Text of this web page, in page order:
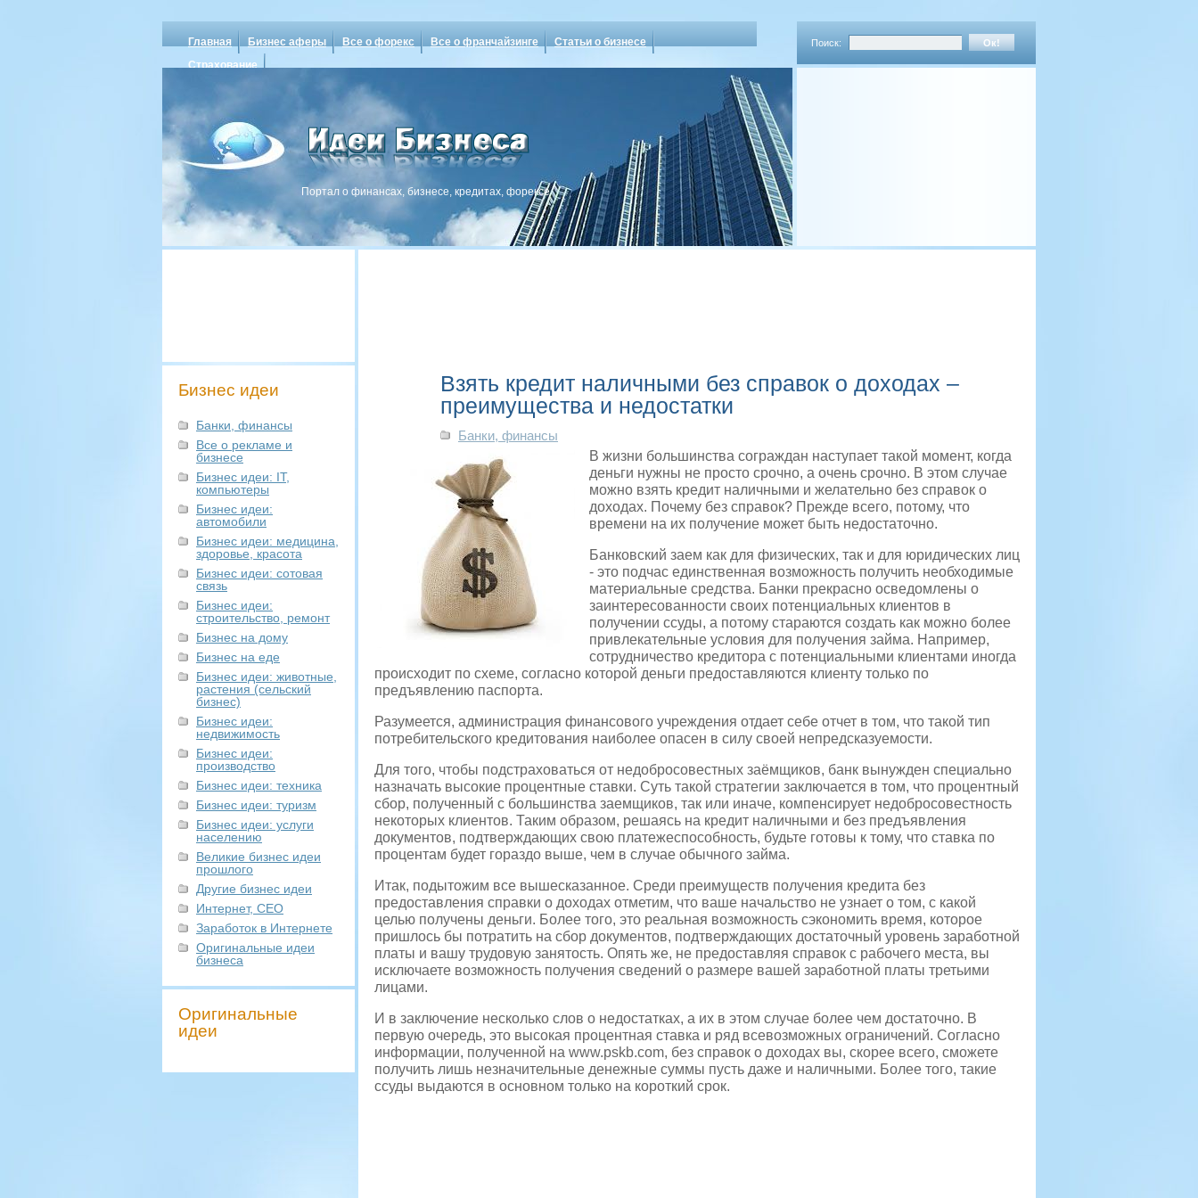
Главная Бизнес аферы Все о форекс Все о франчайзинге
Статьи о бизнесе
Страхование
Поиск:
Портал о финансах, бизнесе, кредитах, форексе
Бизнес идеи
Банки, финансы
Все о рекламе и
бизнесе
Бизнес идеи: IT,
компьютеры
Бизнес идеи:
автомобили
Бизнес идеи: медицина,
здоровье, красота
Бизнес идеи: сотовая
связь
Бизнес идеи:
строительство, ремонт
Бизнес на дому
Бизнес на еде
Бизнес идеи: животные,
растения (сельский
бизнес)
Бизнес идеи:
недвижимость
Бизнес идеи:
производство
Бизнес идеи: техника
Бизнес идеи: туризм
Бизнес идеи: услуги
населению
Великие бизнес идеи
прошлого
Другие бизнес идеи
Интернет, СЕО
Заработок в Интернете
Оригинальные идеи
бизнеса
Оригинальные
идеи
Взять кредит наличными без справок о доходах –
преимущества и недостатки
Банки, финансы
В жизни большинства сограждан наступает такой момент, когда
деньги нужны не просто срочно, а очень срочно. В этом случае
можно взять кредит наличными и желательно без справок о
доходах. Почему без справок? Прежде всего, потому, что
времени на их получение может быть недостаточно.
Банковский заем как для физических, так и для юридических лиц
- это подчас единственная возможность получить необходимые
материальные средства. Банки прекрасно осведомлены о
заинтересованности своих потенциальных клиентов в
получении ссуды, а потому стараются создать как можно более
привлекательные условия для получения займа. Например,
сотрудничество кредитора с потенциальными клиентами иногда
происходит по схеме, согласно которой деньги предоставляются клиенту только по
предъявлению паспорта.
Разумеется, администрация финансового учреждения отдает себе отчет в том, что такой тип
потребительского кредитования наиболее опасен в силу своей непредсказуемости.
Для того, чтобы подстраховаться от недобросовестных заёмщиков, банк вынужден специально
назначать высокие процентные ставки. Суть такой стратегии заключается в том, что процентный
сбор, полученный с большинства заемщиков, так или иначе, компенсирует недобросовестность
некоторых клиентов. Таким образом, решаясь на кредит наличными и без предъявления
документов, подтверждающих свою платежеспособность, будьте готовы к тому, что ставка по
процентам будет гораздо выше, чем в случае обычного займа.
Итак, подытожим все вышесказанное. Среди преимуществ получения кредита без
предоставления справки о доходах отметим, что ваше начальство не узнает о том, с какой
целью получены деньги. Более того, это реальная возможность сэкономить время, которое
пришлось бы потратить на сбор документов, подтверждающих достаточный уровень заработной
платы и вашу трудовую занятость. Опять же, не предоставляя справок с рабочего места, вы
исключаете возможность получения сведений о размере вашей заработной платы третьими
лицами.
И в заключение несколько слов о недостатках, а их в этом случае более чем достаточно. В
первую очередь, это высокая процентная ставка и ряд всевозможных ограничений. Согласно
информации, полученной на www.pskb.com, без справок о доходах вы, скорее всего, сможете
получить лишь незначительные денежные суммы пусть даже и наличными. Более того, такие
ссуды выдаются в основном только на короткий срок.